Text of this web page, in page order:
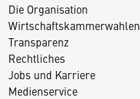
Die Organisation
Wirtschaftskammerwahlen
Transparenz
Rechtliches
Jobs und Karriere
Medienservice